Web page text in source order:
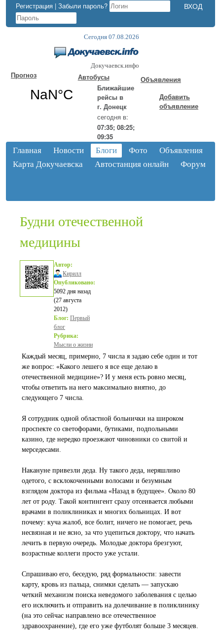
Регистрация | Забыли пароль?
Сегодня 07.08.2026
Докучаевск.инфо
Прогноз
Автобусы
Ближайшие
рейсы в
г. Донецк
сегодня в:
07:35; 08:25;
09:35
Объявления
Добавить
объявление
Главная Новости Блоги Фото
Объявления
Карта Докучаевска
Автостанция онлайн Форум
Будни отечественной
медицины
Автор:
Кирилл
Опубликовано:
5092 дня назад
(27 августа
2012)
Блог: Первый
блог
Рубрика:
Мысли о жизни
Каждый месяц, примерно, 7 числа я задаю себе один и тот
же вопрос: «Какого лешего я все еще делаю в
отечественной медицине»? И у меня есть ровно месяц,
чтобы ответить на него максимально внятно, до
следующего 7 числа.
Я сотрудник одной областной больнички на широком
проспекте со светофорами, бутиками, подпольными
казино, где нередко проезжают чиновники со свитой и
мерседесами.
Накануне привезли деда. Ну такого деда, неряшливо
одетого, с всклокоченными волосами и безумным
взглядом доктора из фильма «Назад в будущее». Около 80
лет от роду. Такой контингент сразу отсеивается любыми
врачами в поликлиниках и многих больницах. И вот
почему: куча жалоб, все болит, ничего не помогает, речь
несвязная и не ясно, за что уцепиться доктору, что начать
лечить в первую очередь. Молодые доктора брезгуют,
возрастные коллеги просто уже устали.
Спрашиваю его, беседую, ряд формальности: завести
карту, кровь из пальца, снимки сделать — запускаю
четкий механизм поиска неведомого заболевания с целью
его исключить и отправить на долечивание в поликлинику
(на это сейчас направлено все отечественное
здравоохранение), где его уже футболят больше 3 месяцев.